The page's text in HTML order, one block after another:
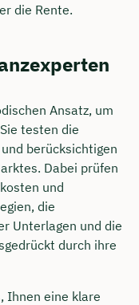
die Rente.
Ansatz, um
testen die
berücksichtigen
Dabei prüfen
und
die
Unterlagen und die
durch ihre
Ihnen eine klare